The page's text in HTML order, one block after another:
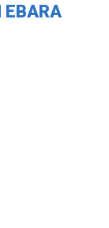
EBARA